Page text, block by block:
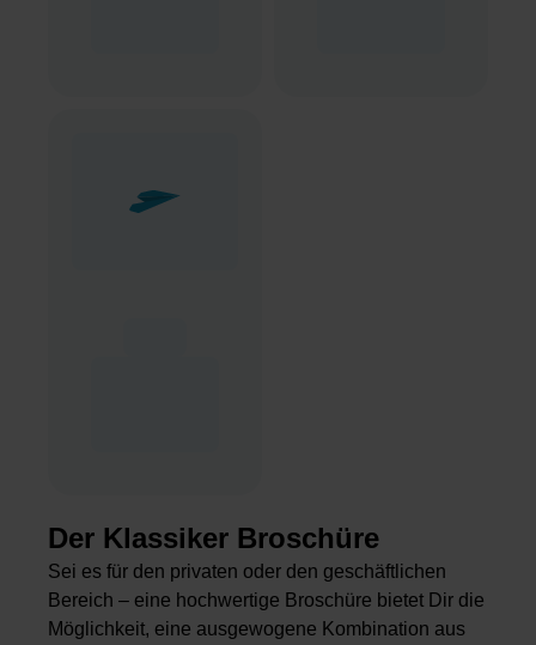
Der Klassiker Broschüre
Sei es für den privaten oder den geschäftlichen
Bereich – eine hochwertige Broschüre bietet Dir die
Möglichkeit, eine ausgewogene Kombination aus